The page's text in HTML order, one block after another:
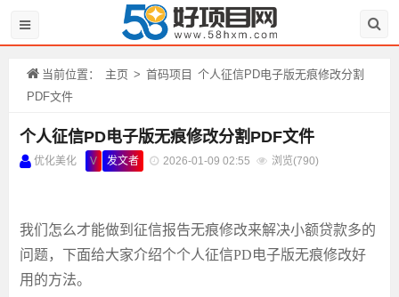
当前位置： 主页 > 首码项目 个人征信PD电子版无痕修改分割
PDF文件
个人征信PD电子版无痕修改分割PDF文件
优化美化 V 发文者 2026-01-09 02:55 浏览(790)
我们怎么才能做到 征信报告无痕修改来解决小额贷款多的
问题，下面给大家介绍个个人征信PD电子版无痕修改好
用的方法。